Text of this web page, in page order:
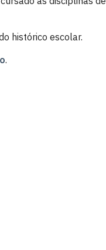
histórico escolar.
.